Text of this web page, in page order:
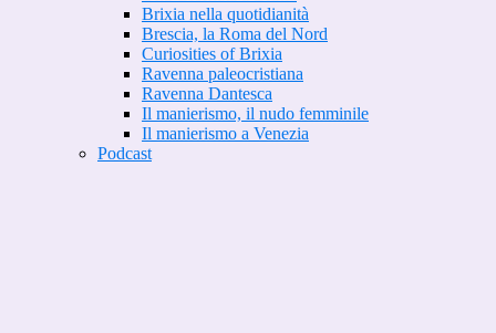
Brixia nella quotidianità
Brescia, la Roma del Nord
Curiosities of Brixia
Ravenna paleocristiana
Ravenna Dantesca
Il manierismo, il nudo femminile
Il manierismo a Venezia
Podcast